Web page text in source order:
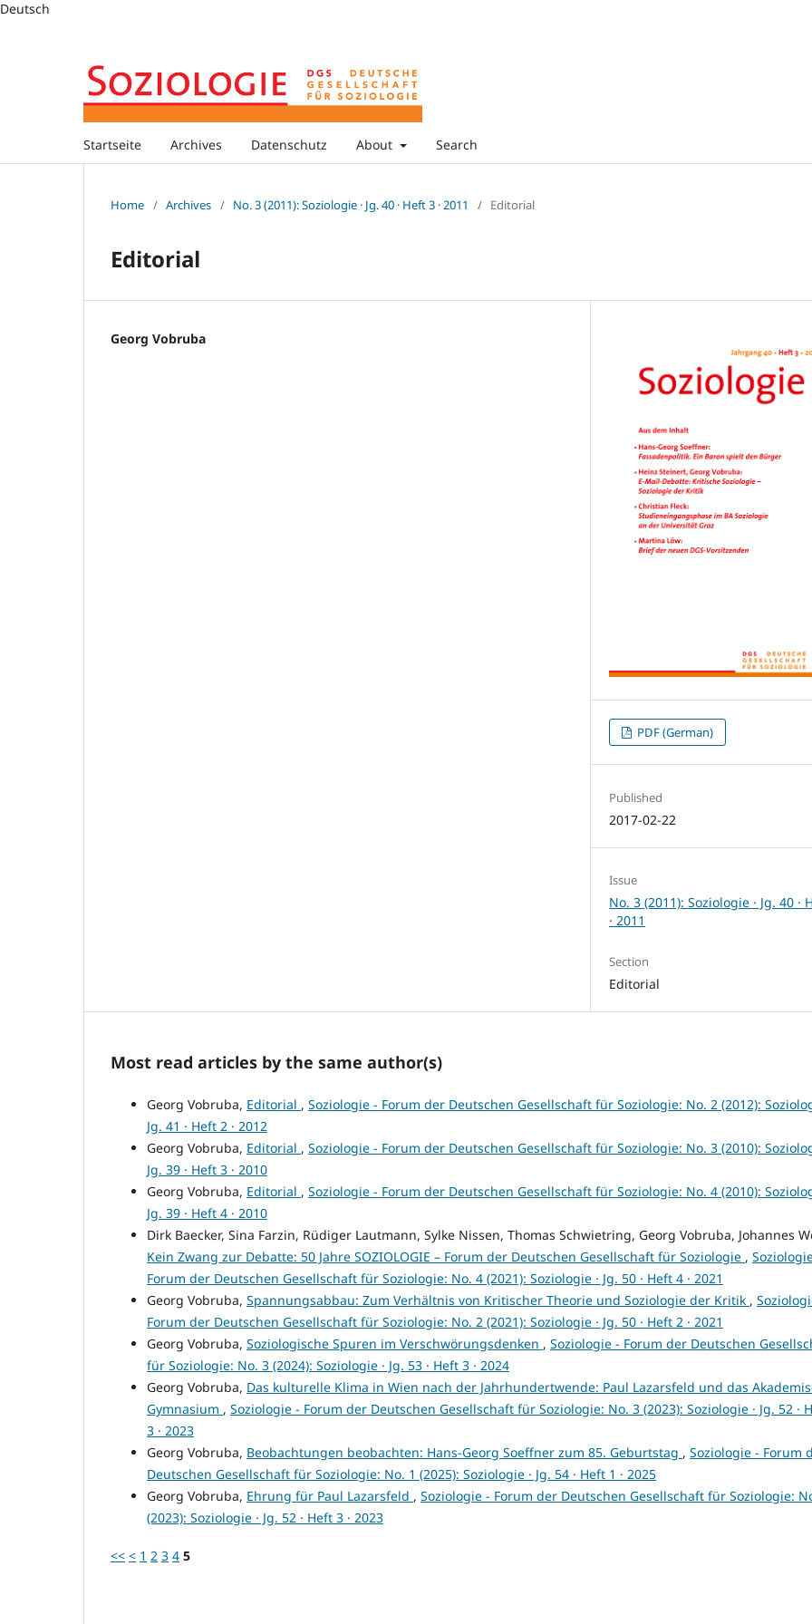
Deutsch
Startseite Archives Datenschutz About Search
Home / Archives / No. 3 (2011): Soziologie · Jg. 40 · Heft 3 · 2011 / Editorial
Editorial
Georg Vobruba
PDF (German)
Published
2017-02-22
Issue
No. 3 (2011): Soziologie · Jg. 40 ·
· 2011
Section
Editorial
Most read articles by the same author(s)
Georg Vobruba, Editorial , Soziologie - Forum der Deutschen Gesellschaft für Soziologie: No. 2 (2012):
Jg. 41 · Heft 2 · 2012
Georg Vobruba, Editorial , Soziologie - Forum der Deutschen Gesellschaft für Soziologie: No. 3 (2010):
Jg. 39 · Heft 3 · 2010
Georg Vobruba, Editorial , Soziologie - Forum der Deutschen Gesellschaft für Soziologie: No. 4 (2010):
Jg. 39 · Heft 4 · 2010
Dirk Baecker, Sina Farzin, Rüdiger Lautmann, Sylke Nissen, Thomas Schwietring, Georg Vobruba, Johannes
Kein Zwang zur Debatte: 50 Jahre SOZIOLOGIE – Forum der Deutschen Gesellschaft für Soziologie ,
Forum der Deutschen Gesellschaft für Soziologie: No. 4 (2021): Soziologie · Jg. 50 · Heft 4 · 2021
Georg Vobruba, Spannungsabbau: Zum Verhältnis von Kritischer Theorie und Soziologie der Kritik ,
Forum der Deutschen Gesellschaft für Soziologie: No. 2 (2021): Soziologie · Jg. 50 · Heft 2 · 2021
Georg Vobruba, Soziologische Spuren im Verschwörungsdenken , Soziologie - Forum der Deutschen
für Soziologie: No. 3 (2024): Soziologie · Jg. 53 · Heft 3 · 2024
Georg Vobruba, Das kulturelle Klima in Wien nach der Jahrhundertwende: Paul Lazarsfeld und das
Gymnasium , Soziologie - Forum der Deutschen Gesellschaft für Soziologie: No. 3 (2023): Soziologie · Jg. 52 ·
3 · 2023
Georg Vobruba, Beobachtungen beobachten: Hans-Georg Soeffner zum 85. Geburtstag , Soziologie - Forum
Deutschen Gesellschaft für Soziologie: No. 1 (2025): Soziologie · Jg. 54 · Heft 1 · 2025
Georg Vobruba, Ehrung für Paul Lazarsfeld , Soziologie - Forum der Deutschen Gesellschaft für Soziologie:
(2023): Soziologie · Jg. 52 · Heft 3 · 2023
<< < 1 2 3 4 5